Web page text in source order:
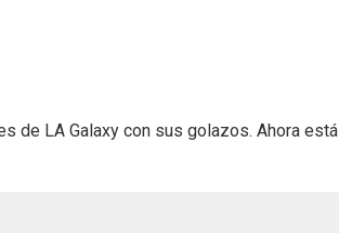
de LA Galaxy con sus golazos. Ahora está